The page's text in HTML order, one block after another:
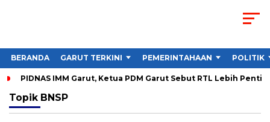
BERANDA GARUT TERKINI PEMERINTAHAAN POLITIK
PIDNAS IMM Garut, Ketua PDM Garut Sebut RTL Lebih
Topik BNSP